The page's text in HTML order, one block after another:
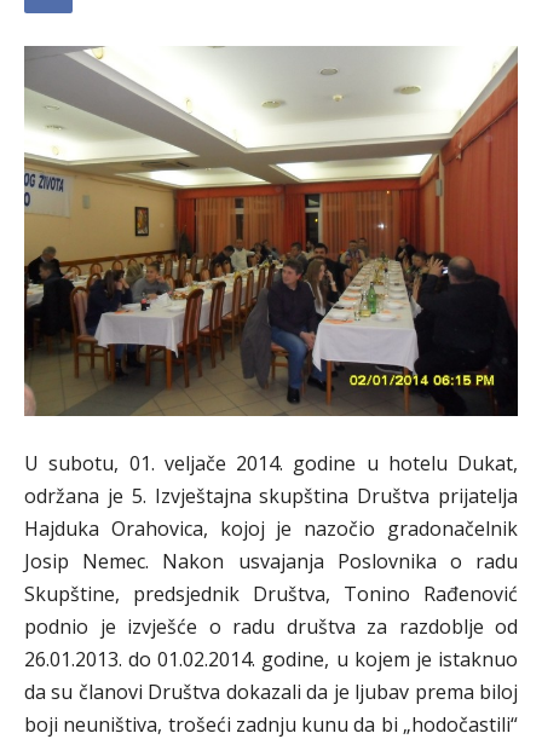
U subotu, 01. veljače 2014. godine u hotelu Dukat,
održana je 5. Izvještajna skupština Društva prijatelja
Hajduka Orahovica, kojoj je nazočio gradonačelnik
Josip Nemec. Nakon usvajanja Poslovnika o radu
Skupštine, predsjednik Društva, Tonino Rađenović
podnio je izvješće o radu društva za razdoblje od
26.01.2013. do 01.02.2014. godine, u kojem je istaknuo
da su članovi Društva dokazali da je ljubav prema biloj
boji neuništiva, trošeći zadnju kunu da bi „hodočastili“